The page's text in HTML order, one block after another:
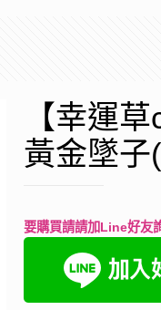
【幸運
黃金墜子
要購買請請加Line好友